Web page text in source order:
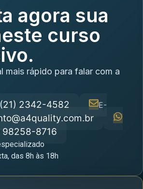
agora sua
curso
mais rápido para falar com a
(21) 2342-4582
E-
98258-8716
das 8h às 18h